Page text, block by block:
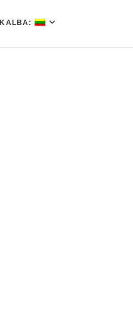
KALBA: